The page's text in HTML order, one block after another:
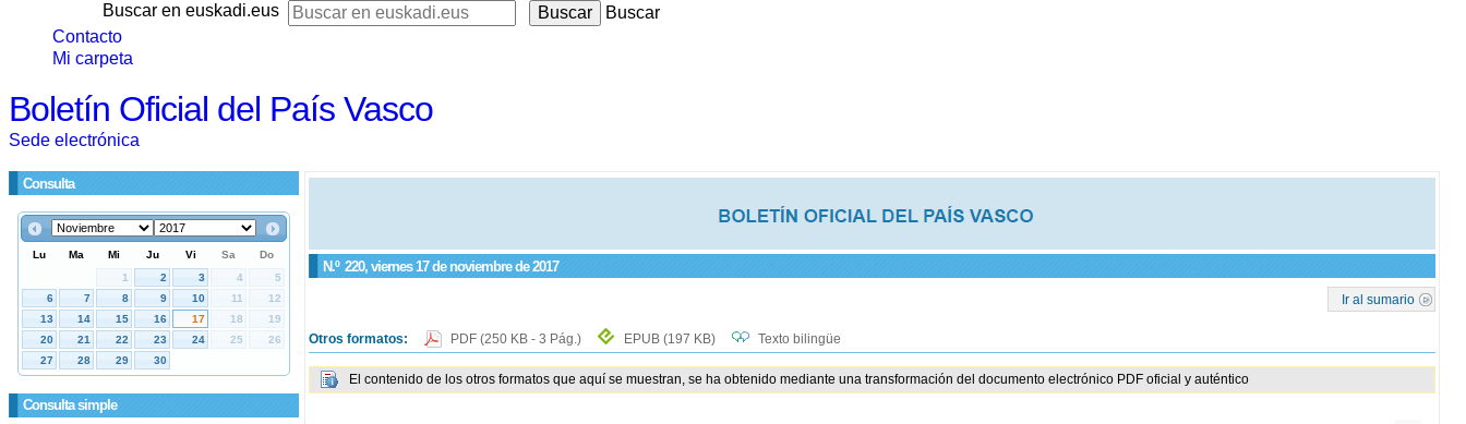
Buscar en euskadi.eus
Buscar
Contacto
Mi carpeta
Boletín Oficial del País Vasco
Sede electrónica
Consulta
Consulta simple
N.º 220, viernes 17 de noviembre de 2017
Ir al sumario
Otros formatos: PDF (250 KB - 3 Pág.) EPUB (197 KB) Texto bilingüe
El contenido de los otros formatos que aquí se muestran, se ha obtenido mediante una transformación del documento electrónico PDF oficial y auténtico